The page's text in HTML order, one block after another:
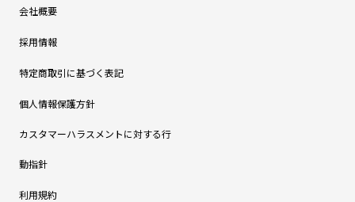
会社概要
採用情報
特定商取引に基づく表記
個人情報保護方針
カスタマーハラスメントに対する行
動指針
利用規約